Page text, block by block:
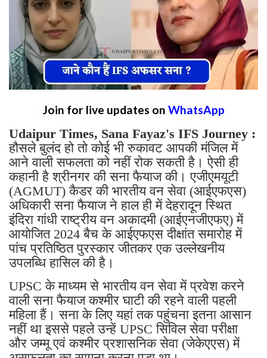
Join for live updates on WhatsApp
Udaipur Times, Sana Fayaz's IFS Journey :
हौसले बुलंद हो तो कोई भी रुकावट आपकी मंजिल में
आने वाली सफलता को नहीं रोक सकती है। ऐसी ही
कहानी है श्रीनगर की सना फैयाज की। एजीएमयूटी
(AGMUT) कैडर की भारतीय वन सेवा (आईएफएस)
अधिकारी सना फैयाज ने हाल ही में देहरादून स्थित
इंदिरा गांधी राष्ट्रीय वन अकादमी (आईएनजीएफए) में
आयोजित 2024 बैच के आईएफएस दीक्षांत समारोह में
पांच प्रतिष्ठित पुरस्कार जीतकर एक उल्लेखनीय
उपलब्धि हासिल की है।
UPSC के माध्यम से भारतीय वन सेवा में प्रवेश करने
वाली सना फैयाज कश्मीर घाटी की रहने वाली पहली
महिला हैं। सना के लिए यहां तक पहुंचना इतना आसान
नहीं था इससे पहले उन्हें UPSC सिविल सेवा परीक्षा
और जम्मू एवं कश्मीर प्रशासनिक सेवा (जेकेएएस) में